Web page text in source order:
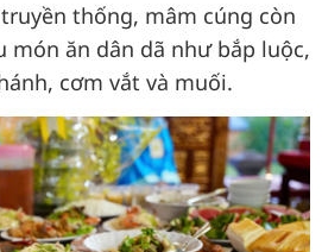
thống, mâm cúng còn
món ăn dân dã như bắp luộc,
cơm vắt và muối.